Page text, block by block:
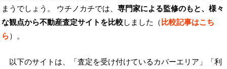
まうでしょう。 ウチノカチでは、 専門家による監修のもと、様々
な観点から不動産査定サイトを比較しました（比較記事はこち
ら）。
以下のサイトは、「査定を受け付けているカバーエリア」「利